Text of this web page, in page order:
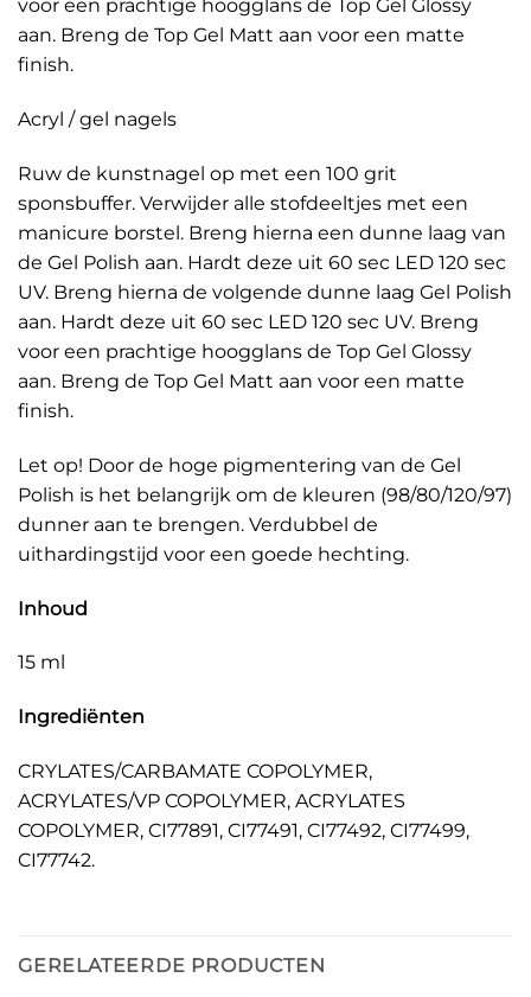
voor een prachtige hoogglans de Top Gel Glossy
aan. Breng de Top Gel Matt aan voor een matte
finish.
Acryl / gel nagels
Ruw de kunstnagel op met een 100 grit
sponsbuffer. Verwijder alle stofdeeltjes met een
manicure borstel. Breng hierna een dunne laag van
de Gel Polish aan. Hardt deze uit 60 sec LED 120 sec
UV. Breng hierna de volgende dunne laag Gel Polish
aan. Hardt deze uit 60 sec LED 120 sec UV. Breng
voor een prachtige hoogglans de Top Gel Glossy
aan. Breng de Top Gel Matt aan voor een matte
finish.
Let op! Door de hoge pigmentering van de Gel
Polish is het belangrijk om de kleuren (98/80/120/97)
dunner aan te brengen. Verdubbel de
uithardingstijd voor een goede hechting.
Inhoud
15 ml
Ingrediënten
CRYLATES/CARBAMATE COPOLYMER,
ACRYLATES/VP COPOLYMER, ACRYLATES
COPOLYMER, CI77891, CI77491, CI77492, CI77499,
CI77742.
GERELATEERDE PRODUCTEN